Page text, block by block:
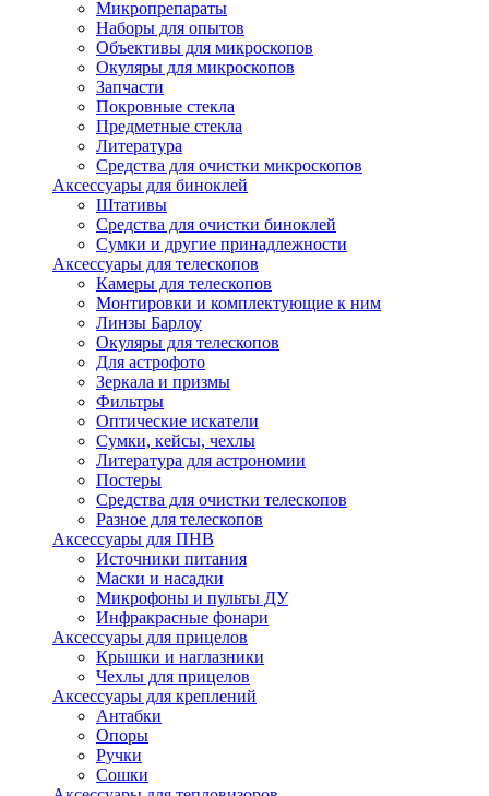
Микропрепараты
Наборы для опытов
Объективы для микроскопов
Окуляры для микроскопов
Запчасти
Покровные стекла
Предметные стекла
Литература
Средства для очистки микроскопов
Аксессуары для биноклей
Штативы
Средства для очистки биноклей
Сумки и другие принадлежности
Аксессуары для телескопов
Камеры для телескопов
Монтировки и комплектующие к ним
Линзы Барлоу
Окуляры для телескопов
Для астрофото
Зеркала и призмы
Фильтры
Оптические искатели
Сумки, кейсы, чехлы
Литература для астрономии
Постеры
Средства для очистки телескопов
Разное для телескопов
Аксессуары для ПНВ
Источники питания
Маски и насадки
Микрофоны и пульты ДУ
Инфракрасные фонари
Аксессуары для прицелов
Крышки и наглазники
Чехлы для прицелов
Аксессуары для креплений
Антабки
Опоры
Ручки
Сошки